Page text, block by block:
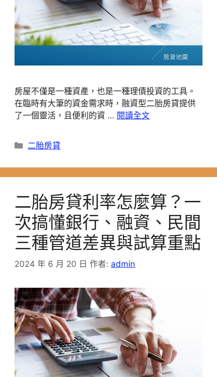
房屋不僅是一種資產，也是一種理債投資的工具。
在臨時有大筆的資金需求時，融資型二胎房貸提供
了一個靈活，且便利的資 … 閱讀全文
分
二胎房貸
二胎房貸利率怎麼算？一
次搞懂銀行、融資、民間
三種管道差異與試算重點
2024 年 6 月 20 日 作者: admin